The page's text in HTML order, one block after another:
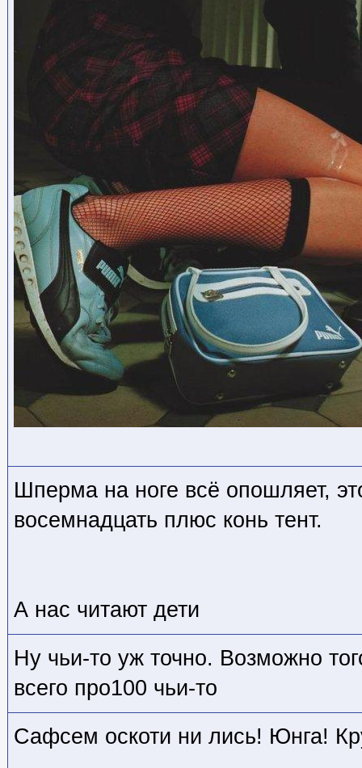
Шперма на ноге всё опошляет,
восемнадцать плюс конь тент.
А нас читают дети
Ну чьи-то уж точно. Возможно
всего про100 чьи-то
Сафсем оскоти ни лись! Юнга!